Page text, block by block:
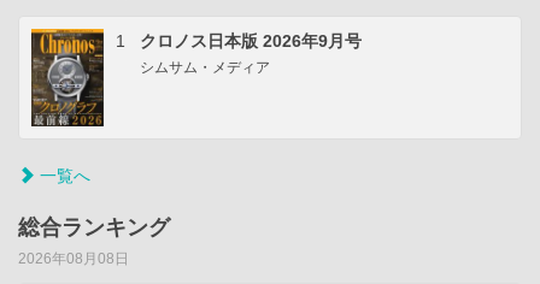
1 クロノス日本版 2026年9月号
シムサム・メディア
一覧へ
総合ランキング
2026年08月08日